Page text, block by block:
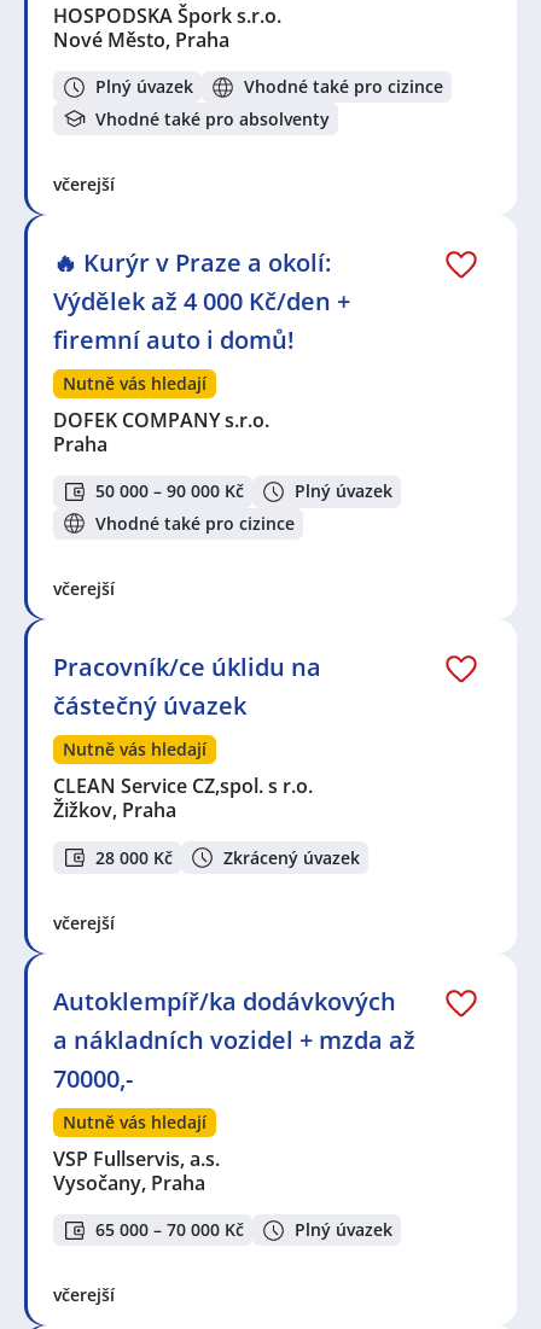
HOSPODSKA Špork s.r.o.
Nové Město, Praha
Plný úvazek
Vhodné také pro cizince
Vhodné také pro absolventy
včerejší
🔥 Kurýr v Praze a okolí:
Výdělek až 4 000 Kč/den +
firemní auto i domů!
Nutně vás hledají
DOFEK COMPANY s.r.o.
Praha
50 000 – 90 000 Kč
Plný úvazek
Vhodné také pro cizince
včerejší
Pracovník/ce úklidu na
částečný úvazek
Nutně vás hledají
CLEAN Service CZ,spol. s r.o.
Žižkov, Praha
28 000 Kč Zkrácený úvazek
včerejší
Autoklempíř/ka dodávkových
a nákladních vozidel + mzda až
70000,-
Nutně vás hledají
VSP Fullservis, a.s.
Vysočany, Praha
65 000 – 70 000 Kč Plný úvazek
včerejší